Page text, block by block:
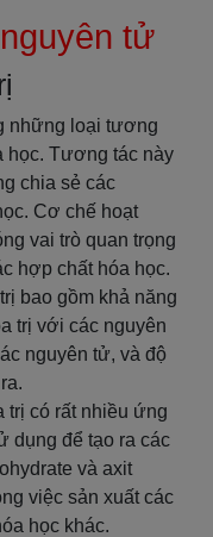
tử
những loại tương
học. Tương tác này
chia sẻ các
Cơ chế hoạt
vai trò quan trọng
hợp chất hóa học.
bao gồm khả năng
trị với các nguyên
nguyên tử, và độ
trị có rất nhiều ứng
dụng để tạo ra các
và axit
việc sản xuất các
học khác.